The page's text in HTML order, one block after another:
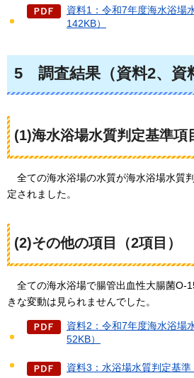
資料1：令和7年度海水浴場
142KB）
5 調査結果（資料2、資
(1)海水浴場水質判定基準項
全ての海水浴場の水質が海水浴場水質
定されました。
(2)その他の項目（2項目）
全ての海水浴場で腸管出血性大腸菌O-
きな変動は見られませんでした。
資料2：令和7年度海水浴場
52KB）
資料3：水浴場水質判定基準